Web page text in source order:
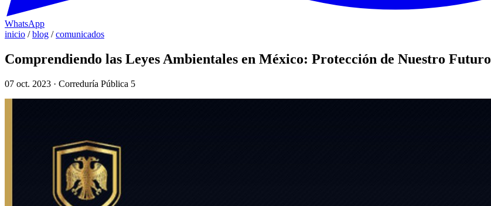
WhatsApp
inicio / blog / comunicados
Comprendiendo las Leyes Ambientales en México: Protección de Nuestro Futuro
07 oct. 2023 · Correduría Pública 5